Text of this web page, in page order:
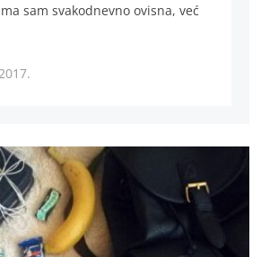
sam svakodnevno ovisna, već